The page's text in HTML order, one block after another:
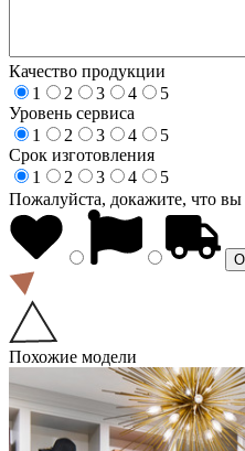
Качество продукции
1
2 3 4
5
Уровень сервиса
1
2 3 4
5
Срок изготовления
1
2 3 4
5
Пожалуйста, докажите, что вы
Похожие модели